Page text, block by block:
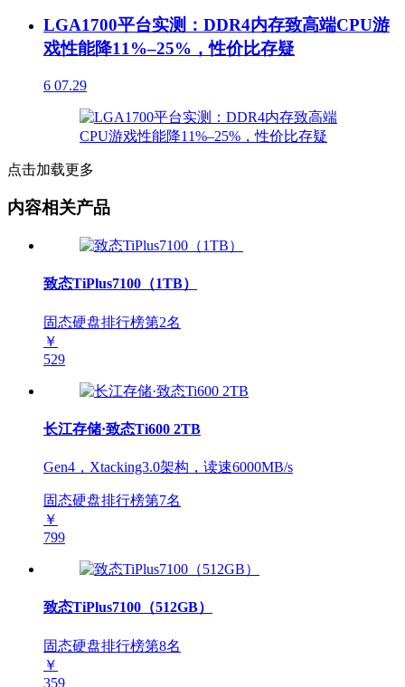
LGA1700平台实测：DDR4内存致高端CPU游
戏性能降11%–25%，性价比存疑
6 07.29
点击加载更多
内容相关产品
致态TiPlus7100（1TB）
固态硬盘排行榜第2名
￥
529
长江存储·致态Ti600 2TB
Gen4，Xtacking3.0架构，读速6000MB/s
固态硬盘排行榜第7名
￥
799
致态TiPlus7100（512GB）
固态硬盘排行榜第8名
￥
359